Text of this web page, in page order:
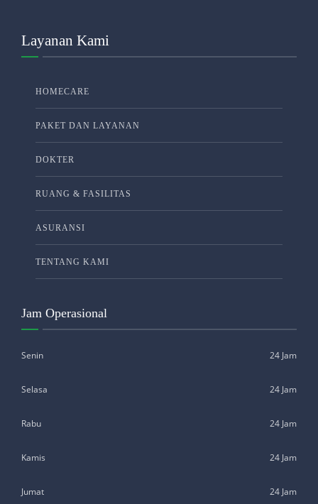
Layanan Kami
HOMECARE
PAKET DAN LAYANAN
DOKTER
RUANG & FASILITAS
ASURANSI
TENTANG KAMI
Jam Operasional
Senin 24 Jam
Selasa 24 Jam
Rabu 24 Jam
Kamis 24 Jam
Jumat 24 Jam